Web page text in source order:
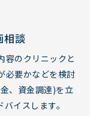
相談
容のクリニックと
必要かなどを検討
、資金調達)を立
イスします。